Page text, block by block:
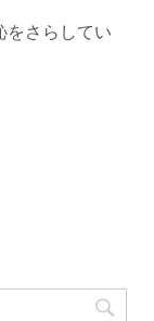
をさらしてい